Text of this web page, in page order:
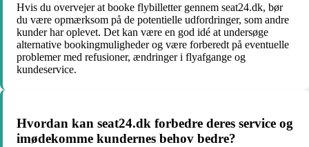
Hvis du overvejer at booke flybilletter gennem seat24.dk, bør
du være opmærksom på de potentielle udfordringer, som andre
kunder har oplevet. Det kan være en god idé at undersøge
alternative bookingmuligheder og være forberedt på eventuelle
problemer med refusioner, ændringer i flyafgange og
kundeservice.
Hvordan kan seat24.dk forbedre deres service og
imødekomme kundernes behov bedre?